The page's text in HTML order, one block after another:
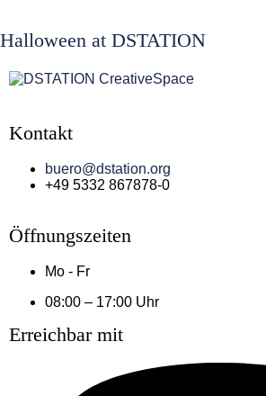
Halloween at DSTATION
Kontakt
buero@dstation.org
+49 5332 867878-0
Öffnungszeiten
Mo - Fr
08:00 – 17:00 Uhr
Erreichbar mit